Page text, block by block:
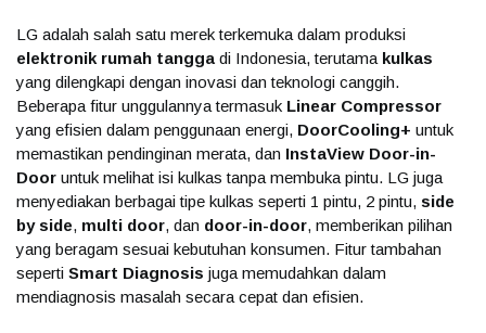
LG adalah salah satu merek terkemuka dalam produksi
elektronik rumah tangga di Indonesia, terutama kulkas
yang dilengkapi dengan inovasi dan teknologi canggih.
Beberapa fitur unggulannya termasuk Linear Compressor
yang efisien dalam penggunaan energi, DoorCooling+ untuk
memastikan pendinginan merata, dan InstaView Door-in-
Door untuk melihat isi kulkas tanpa membuka pintu. LG juga
menyediakan berbagai tipe kulkas seperti 1 pintu, 2 pintu, side
by side, multi door, dan door-in-door, memberikan pilihan
yang beragam sesuai kebutuhan konsumen. Fitur tambahan
seperti Smart Diagnosis juga memudahkan dalam
mendiagnosis masalah secara cepat dan efisien.